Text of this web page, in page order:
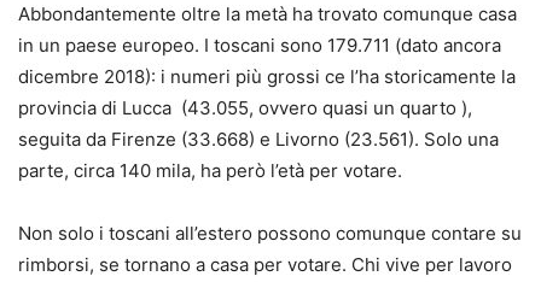
Abbondantemente oltre la metà ha trovato comunque casa
in un paese europeo. I toscani sono 179.711 (dato ancora
dicembre 2018): i numeri più grossi ce l’ha storicamente la
provincia di Lucca (43.055, ovvero quasi un quarto ),
seguita da Firenze (33.668) e Livorno (23.561). Solo una
parte, circa 140 mila, ha però l’età per votare.
Non solo i toscani all’estero possono comunque contare su
rimborsi, se tornano a casa per votare. Chi vive per lavoro